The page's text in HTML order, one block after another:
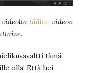
videolta täältä, videon
tämä
olla! Että hei –